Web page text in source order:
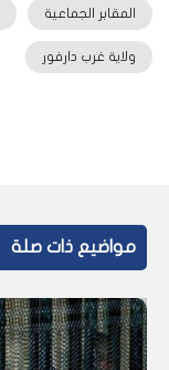
المقابر الجماعية
ولاية غرب دارفور
مواضيع ذات صلة